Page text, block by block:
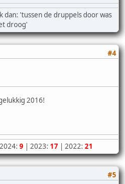
dan: 'tussen de druppels door was
droog'
#4
2016!
9| 2023: 17| 2022: 21
#5